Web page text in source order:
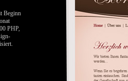
Beginn
PHP,